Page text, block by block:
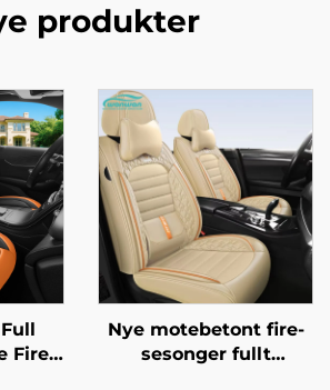
produkter
Fire
Nye motebetont fire-
sesonger fullt